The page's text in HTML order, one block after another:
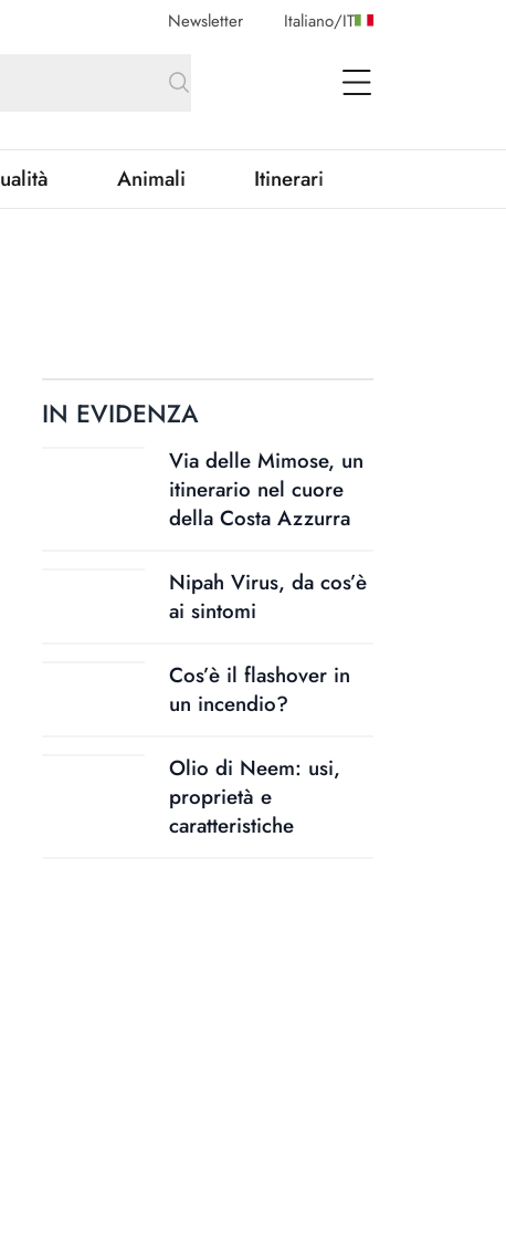
Newsletter Italiano/IT
open Menu
Animali Itinerari
IN EVIDENZA
Via delle Mimose, un
itinerario nel cuore
della Costa Azzurra
Nipah Virus, da cos’è
ai sintomi
Cos’è il flashover in
un incendio?
Olio di Neem: usi,
proprietà e
caratteristiche